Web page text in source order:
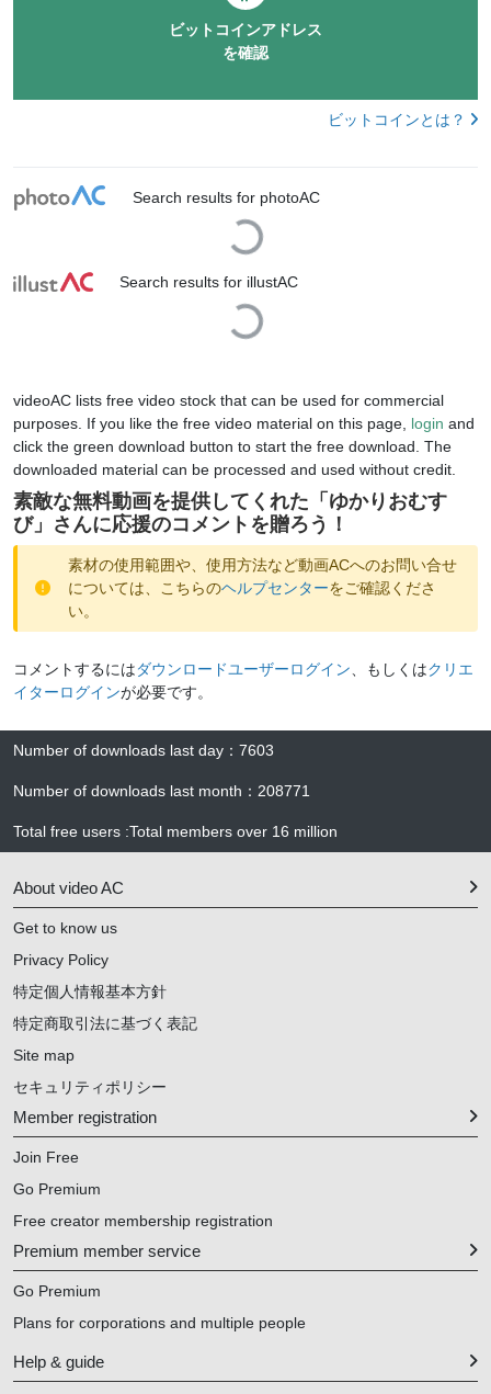
ビットコインアドレス
を確認
ビットコインとは？
Search results for photoAC
Loading...
Search results for illustAC
Loading...
videoAC lists free video stock that can be used for commercial
purposes. If you like the free video material on this page, login and
click the green download button to start the free download. The
downloaded material can be processed and used without credit.
素敵な無料動画を提供してくれた「 ゆかりおむす
び」さんに応援のコメントを贈ろう！
素材の使用範囲や、使用方法など動画ACへのお問い合せ
については、こちらのヘルプセンターをご確認くださ
い。
コメントするにはダウンロードユーザーログイン 、もしくはクリエ
イターログインが必要です。
Number of downloads last day ： 7603
Number of downloads last month ： 208771
Total free users :Total members over 16 million
About video AC
Get to know us
Privacy Policy
特定個人情報基本方針
特定商取引法に基づく表記
Site map
セキュリティポリシー
Member registration
Join Free
Go Premium
Free creator membership registration
Premium member service
Go Premium
Plans for corporations and multiple people
Help & guide